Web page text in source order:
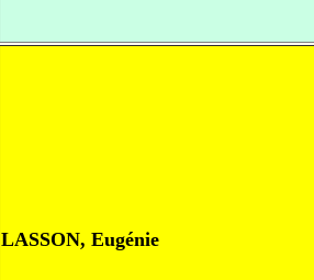
LASSON, Eugénie